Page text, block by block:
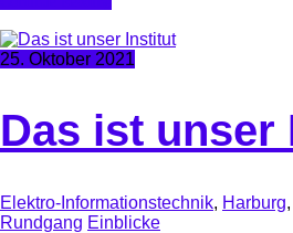
25. Oktober 2021
Das ist unser
Elektro-Informationstechnik, Harburg,
Rundgang Einblicke